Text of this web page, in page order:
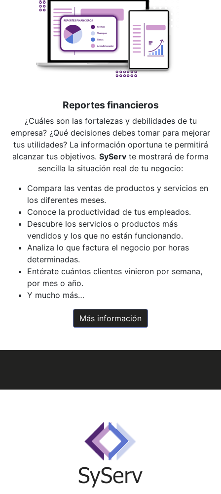
Reportes financieros
¿Cuáles son las fortalezas y debilidades de tu
empresa? ¿Qué decisiones debes tomar para mejorar
tus utilidades? La información oportuna te permitirá
alcanzar tus objetivos. SyServ te mostrará de forma
sencilla la situación real de tu negocio:
Compara las ventas de productos y servicios en
los diferentes meses.
Conoce la productividad de tus empleados.
Descubre los servicios o productos más
vendidos y los que no están funcionando.
Analiza lo que factura el negocio por horas
determinadas.
Entérate cuántos clientes vinieron por semana,
por mes o año.
Y mucho más…
Más información